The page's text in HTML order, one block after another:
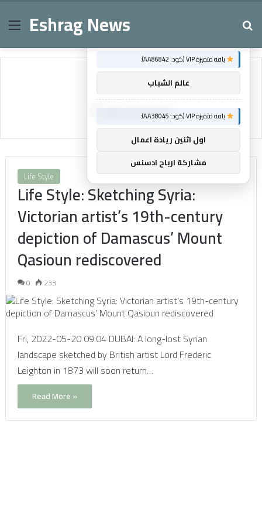
MenuEshrag News
Home/Qasioun
Qasioun
Life Style
Life Style: Sketching Syria:
Victorian artist’s 19th-century
depiction of Damascus’ Mount
Qasioun rediscovered
0 233
Fri, 2022-05-20 09:04 DUBAI: A long-lost Syrian
landscape sketched by British artist Lord Frederic
Leighton in 1873 will soon return…
Read More »
×
باقة متميزة VIP (كود: AA86842):
عالم الشباب
باقة متميزة VIP (كود: AA38045):
اول اثنين ريادة اعمال
مشاركة ارباح ادسنس